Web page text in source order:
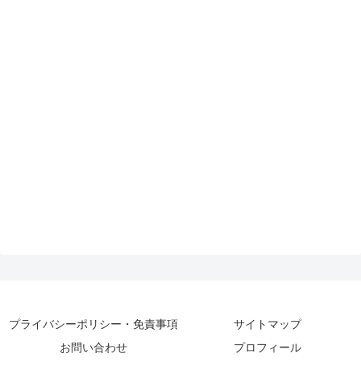
プライバシーポリシー・免責事項
サイトマップ
お問い合わせ
プロフィール